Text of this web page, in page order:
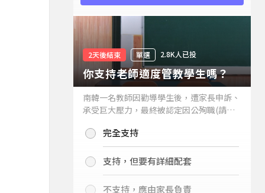
2天後結束 單選 2.8K人已投
你支持老師適度管教學生嗎？
南韓一名教師因勸導學生後，遭家長申訴、
承受巨大壓力，最終被認定因公殉職(請見
你支持老師適度管教學生嗎？
完全支持
支持，但要有詳細配套
不支持，應由家長負責